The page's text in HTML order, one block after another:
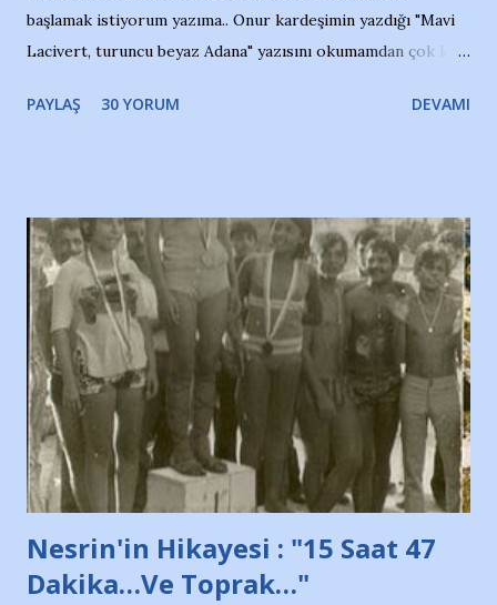
başlamak istiyorum yazıma.. Onur kardeşimin yazdığı "Mavi
Lacivert, turuncu beyaz Adana" yazısını okumamdan çok kısa
irkildim.. "Bursasporlu taraftarlar, İstanbul takımlarının
ve ürünlerini Bursa şehrinde görmek istemediklerini bir
protesto eylemiyle açıkladıklarını bildiriyordu.. Bu grup
adına açıklama yapan şahsı muhterem(!) ''Açık ve net olarak
söylüyoruz. Bu son uyarımızdır. Bunun yanısıra, bu takımlara
ait tanıtıcı ilanların asılmasına izin veren Bursa Büyükşehir
Belediyesi ile mağazaların bulunduğu alışveriş merkezlerini
de kınıyoruz'' diye de eklemiş .. Blogumuzda okuduğum bu
yazının hemen ardından bu habe...
PAYLAŞ 30 YORUM DEVAMI
Nesrin'in Hikayesi : "15 Saat 47
Dakika…Ve Toprak…"